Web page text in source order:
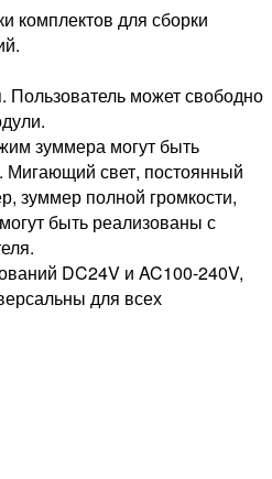
комплектов для сборки
Пользователь может свободно
зуммера могут быть
Мигающий свет, постоянный
зуммер полной громкости,
быть реализованы с
DC24V и AC100-240V,
для всех